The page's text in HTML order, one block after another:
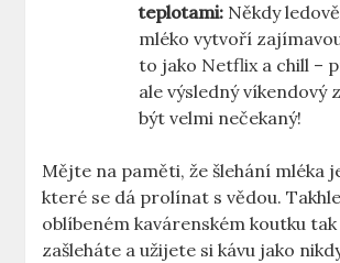
teplotami: Někdy
mléko ⁢vytvoří
‍to jako‍ Netflix a chill –
ale výsledný ⁣víkendový
být ‌velmi nečekaný!
Mějte na paměti, ‍že šlehání mléka
které se dá prolínat⁢ s vědou.
oblíbeném kavárenském koutku
zašleháte a užijete‍ si kávu⁢ jako⁤